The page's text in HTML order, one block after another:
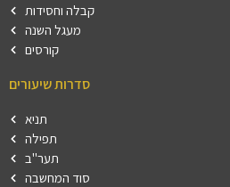
קבלה וחסידות
מעגל השנה
קורסים
סדרות שיעורים
תניא
תפילה
תער"ב
סוד המחשבה